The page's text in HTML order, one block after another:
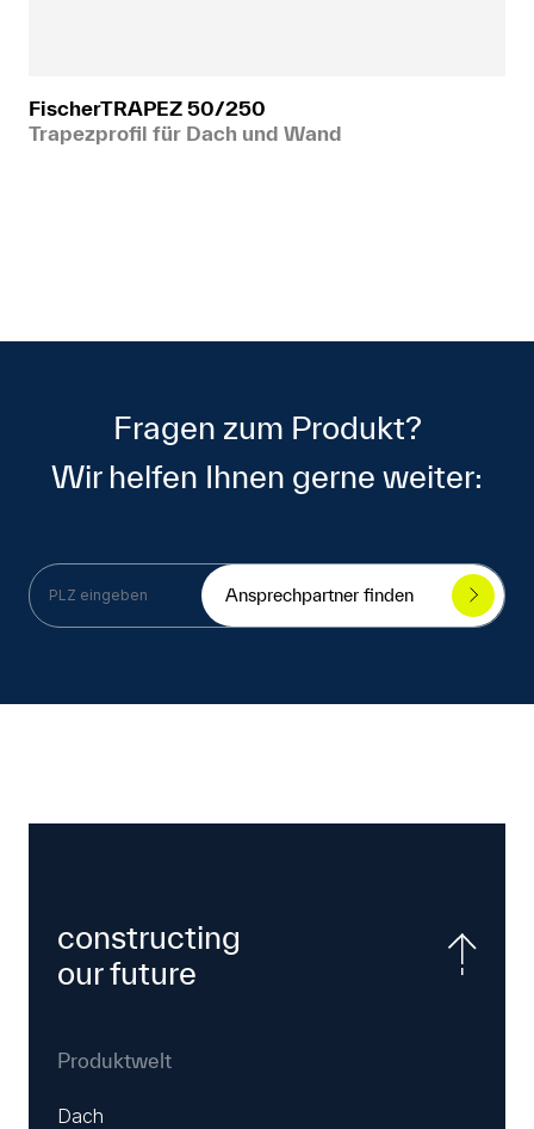
FischerTRAPEZ 50/250
Trapezprofil für Dach und Wand
Fragen zum Produkt?
Wir helfen Ihnen gerne weiter:
Ansprechpartner finden
constructing
our future
Produktwelt
Dach